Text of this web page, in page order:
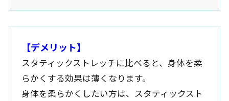
【デメリット】
スタティックストレッチに比べると、身体を柔
らかくする効果は薄くなります。
身体を柔らかくしたい方は、スタティックスト